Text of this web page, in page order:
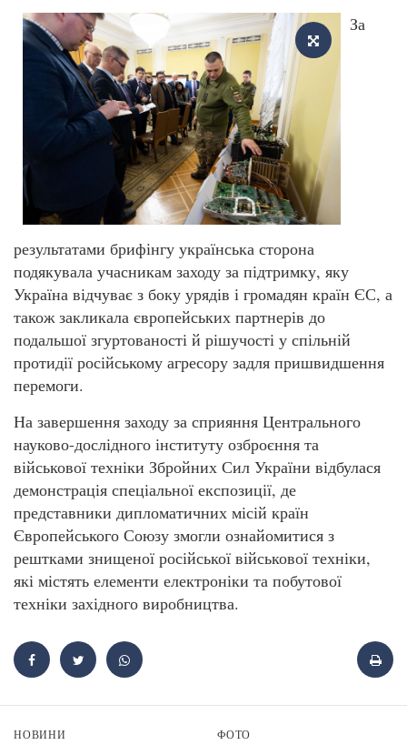
За
результатами брифінгу українська сторона
подякувала учасникам заходу за підтримку, яку
Україна відчуває з боку урядів і громадян країн ЄС, а
також закликала європейських партнерів до
подальшої згуртованості й рішучості у спільній
протидії російському агресору задля пришвидшення
перемоги.
На завершення заходу за сприяння Центрального
науково-дослідного інституту озброєння та
військової техніки Збройних Сил України відбулася
демонстрація спеціальної експозиції, де
представники дипломатичних місій країн
Європейського Союзу змогли ознайомитися з
рештками знищеної російської військової техніки,
які містять елементи електроніки та побутової
техніки західного виробництва.
НОВИНИ ФОТО